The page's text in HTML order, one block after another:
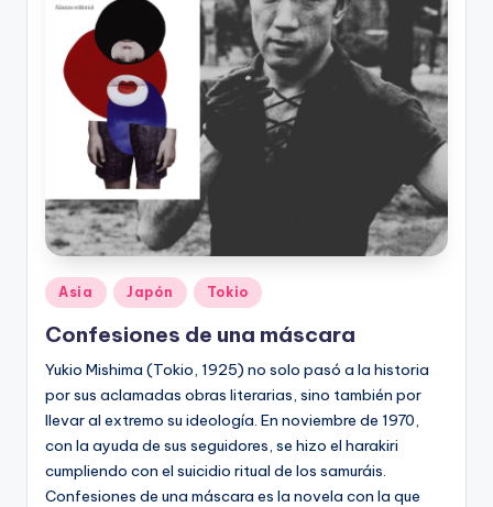
Publicado
en
Asia Japón Tokio
Confesiones de una máscara
Yukio Mishima (Tokio, 1925) no solo pasó a la historia
por sus aclamadas obras literarias, sino también por
llevar al extremo su ideología. En noviembre de 1970,
con la ayuda de sus seguidores, se hizo el harakiri
cumpliendo con el suicidio ritual de los samuráis.
Confesiones de una máscara es la novela con la que